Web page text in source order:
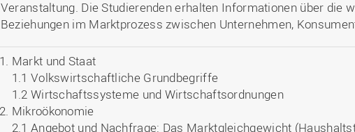
Veranstaltung. Die Studierenden erhalten Informationen über die
Beziehungen im Marktprozess zwischen Unternehmen,
Markt und Staat
1.1 Volkswirtschaftliche Grundbegriffe
1.2 Wirtschaftssysteme und Wirtschaftsordnungen
Mikroökonomie
2.1 Angebot und Nachfrage: Das Marktgleichgewicht